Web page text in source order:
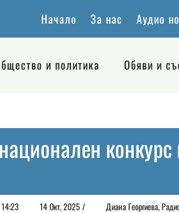
Начало За нас Аудио
и политика Обяви и
конкурс
14:23 14 Окт, 2025 / Диана Георгиeва,